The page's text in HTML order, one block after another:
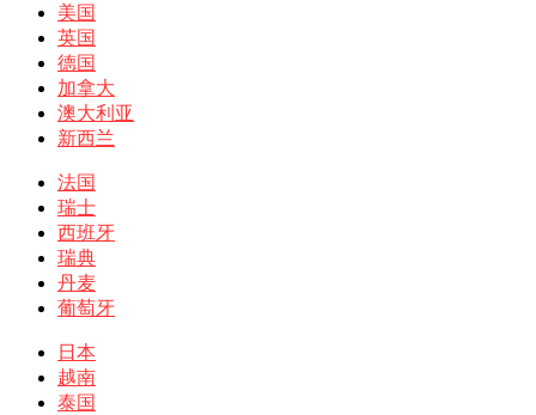
美国
英国
德国
加拿大
澳大利亚
新西兰
法国
瑞士
西班牙
瑞典
丹麦
葡萄牙
日本
越南
泰国